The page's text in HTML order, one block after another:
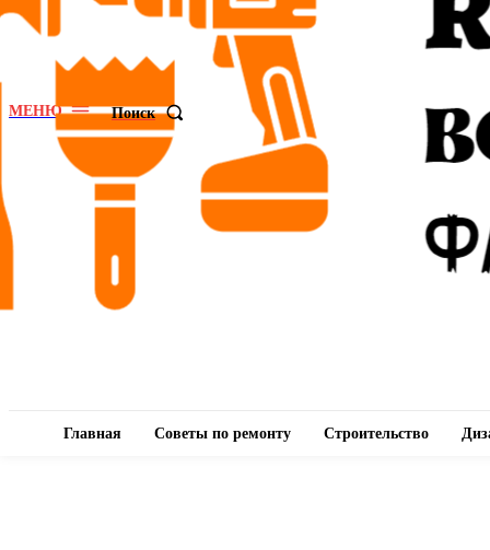
МЕНЮ Поиск
Главная Советы по ремонту Строительство